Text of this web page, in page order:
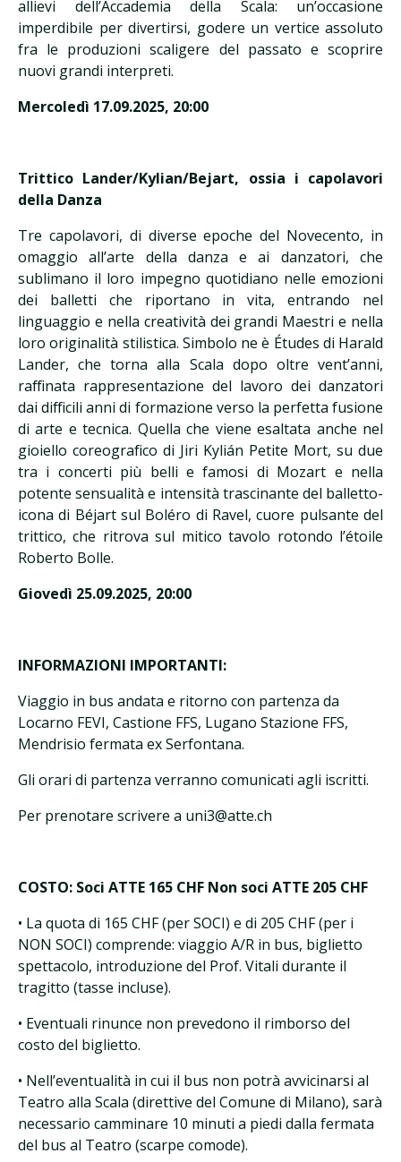
allievi dell’Accademia della Scala: un’occasione
imperdibile per divertirsi, godere un vertice assoluto
fra le produzioni scaligere del passato e scoprire
nuovi grandi interpreti.
Mercoledì 17.09.2025, 20:00
Trittico Lander/Kylian/Bejart, ossia i capolavori
della Danza
Tre capolavori, di diverse epoche del Novecento, in
omaggio all’arte della danza e ai danzatori, che
sublimano il loro impegno quotidiano nelle emozioni
dei balletti che riportano in vita, entrando nel
linguaggio e nella creatività dei grandi Maestri e nella
loro originalità stilistica. Simbolo ne è Études di Harald
Lander, che torna alla Scala dopo oltre vent’anni,
raffinata rappresentazione del lavoro dei danzatori
dai difficili anni di formazione verso la perfetta fusione
di arte e tecnica. Quella che viene esaltata anche nel
gioiello coreografico di Jiri Kylián Petite Mort, su due
tra i concerti più belli e famosi di Mozart e nella
potente sensualità e intensità trascinante del balletto-
icona di Béjart sul Boléro di Ravel, cuore pulsante del
trittico, che ritrova sul mitico tavolo rotondo l’étoile
Roberto Bolle.
Giovedì 25.09.2025, 20:00
INFORMAZIONI IMPORTANTI:
Viaggio in bus andata e ritorno con partenza da
Locarno FEVI, Castione FFS, Lugano Stazione FFS,
Mendrisio fermata ex Serfontana.
Gli orari di partenza verranno comunicati agli iscritti.
Per prenotare scrivere a uni3@atte.ch
COSTO: Soci ATTE 165 CHF Non soci ATTE 205 CHF
• La quota di 165 CHF (per SOCI) e di 205 CHF (per i
NON SOCI) comprende: viaggio A/R in bus, biglietto
spettacolo, introduzione del Prof. Vitali durante il
tragitto (tasse incluse).
• Eventuali rinunce non prevedono il rimborso del
costo del biglietto.
• Nell’eventualità in cui il bus non potrà avvicinarsi al
Teatro alla Scala (direttive del Comune di Milano), sarà
necessario camminare 10 minuti a piedi dalla fermata
del bus al Teatro (scarpe comode).